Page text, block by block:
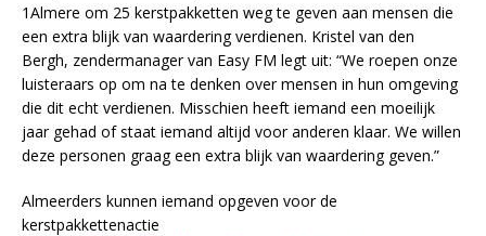
1Almere om 25 kerstpakketten weg te geven aan mensen die
een extra blijk van waardering verdienen. Kristel van den
Bergh, zendermanager van Easy FM legt uit: “We roepen onze
luisteraars op om na te denken over mensen in hun omgeving
die dit echt verdienen. Misschien heeft iemand een moeilijk
jaar gehad of staat iemand altijd voor anderen klaar. We willen
deze personen graag een extra blijk van waardering geven.”
Almeerders kunnen iemand opgeven voor de
kerstpakkettenactie